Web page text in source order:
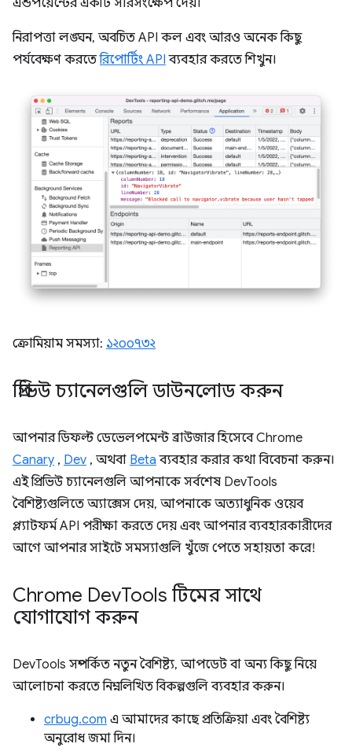
এন্ডপয়েন্টের একটি সারসংক্ষেপ দেয়।
নিরাপত্তা লঙ্ঘন, অবচিত API কল এবং আরও অনেক কিছু
পর্যবেক্ষণ করতেরিপোর্টিং API ব্যবহার করতে শিখুন।
ক্রোমিয়াম সমস্যা: ১২০০৭৩২
প্রিভিউ চ্যানেলগুলি ডাউনলোড করুন
আপনার ডিফল্ট ডেভেলপমেন্ট ব্রাউজার হিসেবে Chrome
Canary , Dev , অথবা Beta ব্যবহার করার কথা বিবেচনা করুন।
এই প্রিভিউ চ্যানেলগুলি আপনাকে সর্বশেষ DevTools
বৈশিষ্ট্যগুলিতে অ্যাক্সেস দেয়, আপনাকে অত্যাধুনিক ওয়েব
প্ল্যাটফর্ম API পরীক্ষা করতে দেয় এবং আপনার ব্যবহারকারীদের
আগে আপনার সাইটে সমস্যাগুলি খুঁজে পেতে সহায়তা করে!
Chrome DevTools টিমের সাথে
যোগাযোগ করুন
DevTools সম্পর্কিত নতুন বৈশিষ্ট্য, আপডেট বা অন্য কিছু নিয়ে
আলোচনা করতে নিম্নলিখিত বিকল্পগুলি ব্যবহার করুন।
crbug.com এ আমাদের কাছে প্রতিক্রিয়া এবং বৈশিষ্ট্য
অনুরোধ জমা দিন।